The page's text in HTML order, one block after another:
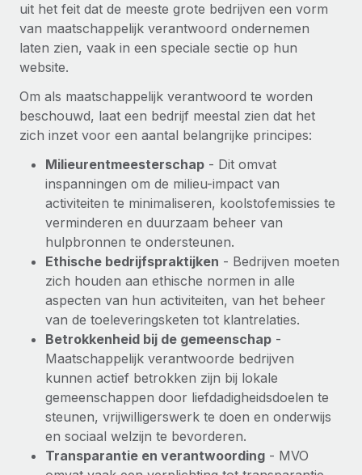
Phiture, een toonaangevende leider in de wereldwijde
mobiele groeiadviessector, zet zich sinds 2016...
Meer informatie
uit het feit dat de meeste grote bedrijven een vorm
van maatschappelijk verantwoord ondernemen
laten zien, vaak in een speciale sectie op hun
website.
Om als maatschappelijk verantwoord te worden
beschouwd, laat een bedrijf meestal zien dat het
zich inzet voor een aantal belangrijke principes:
Milieurentmeesterschap - Dit omvat
inspanningen om de milieu-impact van
activiteiten te minimaliseren, koolstofemissies te
verminderen en duurzaam beheer van
hulpbronnen te ondersteunen.
Ethische bedrijfspraktijken - Bedrijven moeten
zich houden aan ethische normen in alle
aspecten van hun activiteiten, van het beheer
van de toeleveringsketen tot klantrelaties.
Betrokkenheid bij de gemeenschap -
Maatschappelijk verantwoorde bedrijven
kunnen actief betrokken zijn bij lokale
gemeenschappen door liefdadigheidsdoelen te
steunen, vrijwilligerswerk te doen en onderwijs
en sociaal welzijn te bevorderen.
Transparantie en verantwoording - MVO